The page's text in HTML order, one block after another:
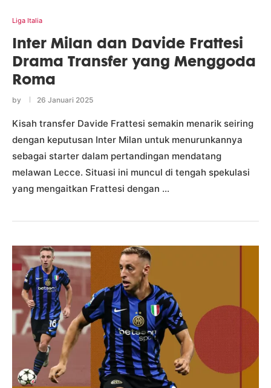
Liga Italia
Inter Milan dan Davide Frattesi
Drama Transfer yang Menggoda
Roma
by 26 Januari 2025
Kisah transfer Davide Frattesi semakin menarik seiring
dengan keputusan Inter Milan untuk menurunkannya
sebagai starter dalam pertandingan mendatang
melawan Lecce. Situasi ini muncul di tengah spekulasi
yang mengaitkan Frattesi dengan …